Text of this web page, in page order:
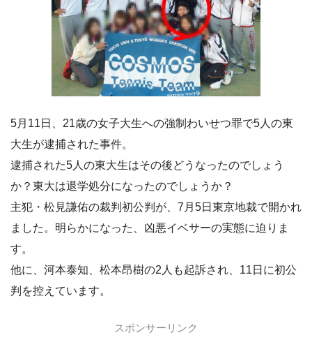
5月11日、21歳の女子大生への強制わいせつ罪で5人の東
大生が逮捕された事件。
逮捕された5人の東大生はその後どうなったのでしょう
か？東大は退学処分になったのでしょうか？
主犯・松見謙佑の裁判初公判が、7月5日東京地裁で開かれ
ました。明らかになった、凶悪イベサーの実態に迫りま
す。
他に、河本泰知、松本昂樹の2人も起訴され、11日に初公
判を控えています。
スポンサーリンク